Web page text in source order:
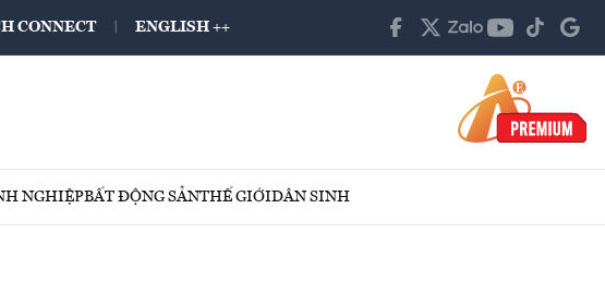
CONNECT ENGLISH ++
NGHIỆPBẤT ĐỘNG SẢNTHẾ GIỚIDÂN SINH